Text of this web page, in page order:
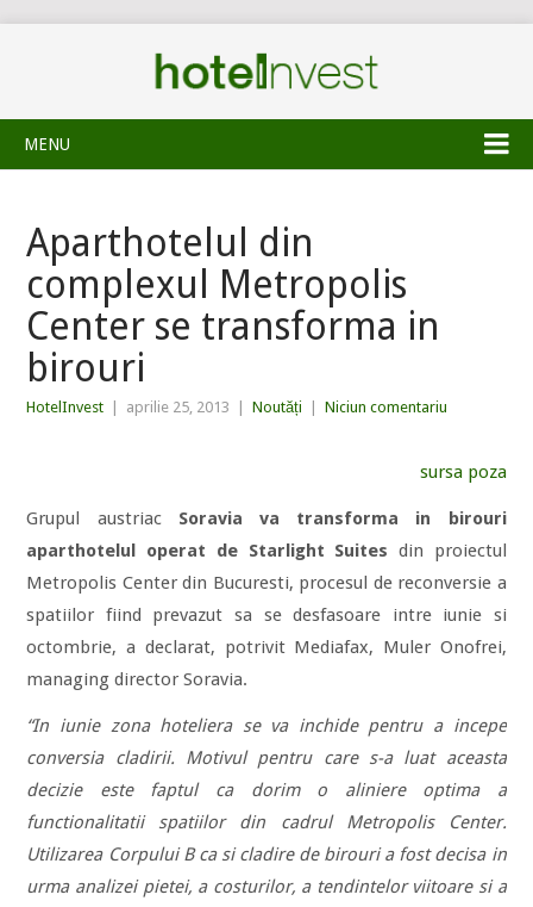
MENU
Aparthotelul din
complexul Metropolis
Center se transforma in
birouri
HotelInvest aprilie 25, 2013 Noutăți Niciun comentariu
sursa poza
Grupul austriac Soravia va transforma in birouri
aparthotelul operat de Starlight Suites din proiectul
Metropolis Center din Bucuresti, procesul de reconversie a
spatiilor fiind prevazut sa se desfasoare intre iunie si
octombrie, a declarat, potrivit Mediafax, Muler Onofrei,
managing director Soravia.
“In iunie zona hoteliera se va inchide pentru a incepe
conversia cladirii. Motivul pentru care s-a luat aceasta
decizie este faptul ca dorim o aliniere optima a
functionalitatii spatiilor din cadrul Metropolis Center.
Utilizarea Corpului B ca si cladire de birouri a fost decisa in
urma analizei pietei, a costurilor, a tendintelor viitoare si a